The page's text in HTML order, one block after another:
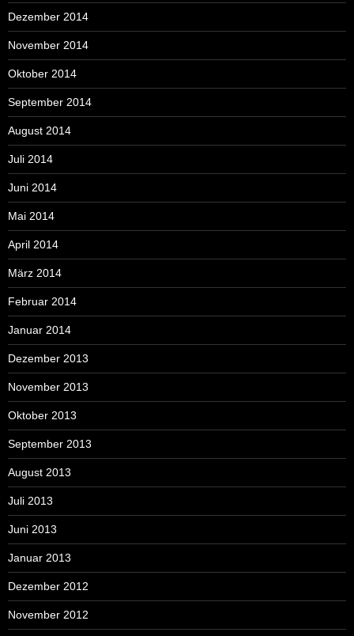
Dezember 2014
November 2014
Oktober 2014
September 2014
August 2014
Juli 2014
Juni 2014
Mai 2014
April 2014
März 2014
Februar 2014
Januar 2014
Dezember 2013
November 2013
Oktober 2013
September 2013
August 2013
Juli 2013
Juni 2013
Januar 2013
Dezember 2012
November 2012